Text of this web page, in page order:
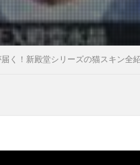
く！新殿堂シリーズの猫スキン